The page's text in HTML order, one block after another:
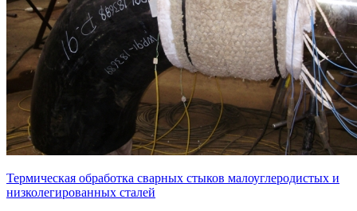
Термическая обработка сварных стыков малоуглеродистых и
низколегированных сталей